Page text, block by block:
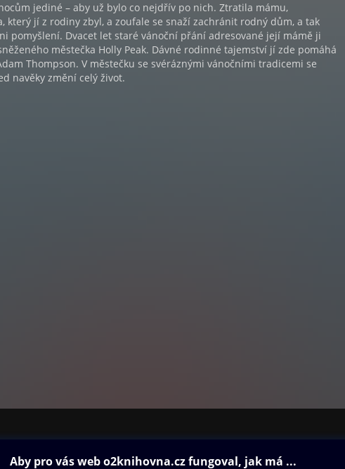
jediné – aby už bylo co nejdřív po nich. Ztratila mámu,
který jí z rodiny zbyl, a zoufale se snaží zachránit rodný dům, a tak
pomyšlení. Dvacet let staré vánoční přání adresované její mámě ji
městečka Holly Peak. Dávné rodinné tajemství jí zde pomáhá
Thompson. V městečku se svéráznými vánočními tradicemi se
navěky změní celý život.